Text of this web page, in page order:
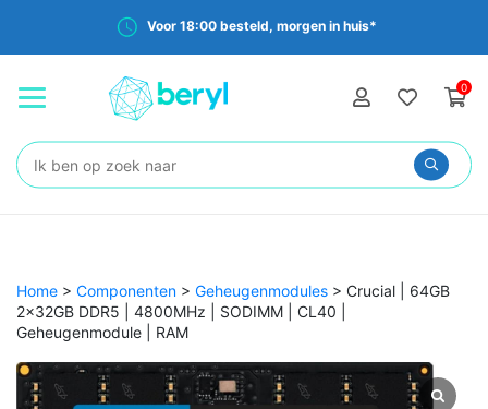
Voor 18:00 besteld, morgen in huis*
0
Zoeken:
Home > Componenten > Geheugenmodules > Crucial | 64GB
2x32GB DDR5 | 4800MHz | SODIMM | CL40 |
Geheugenmodule | RAM